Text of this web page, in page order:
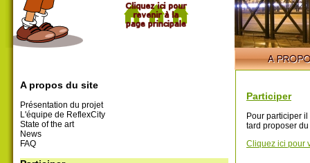
A propos du site
Présentation du projet
L'équipe de ReflexCity
State of the art
News
FAQ
Participer
Pour participer
tard proposer
Cliquez ici pour